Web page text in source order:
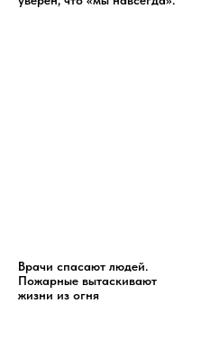
Врачи спасают людей.
Пожарные вытаскивают
жизни из огня